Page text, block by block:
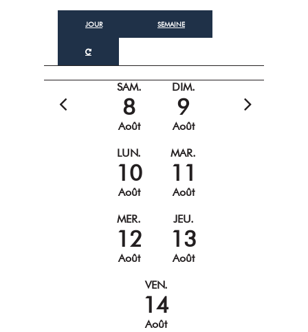
JOUR SEMAINE
SAM.
8
Août
DIM.
9
Août
LUN.
10
Août
MAR.
11
Août
MER.
12
Août
JEU.
13
Août
VEN.
14
Août